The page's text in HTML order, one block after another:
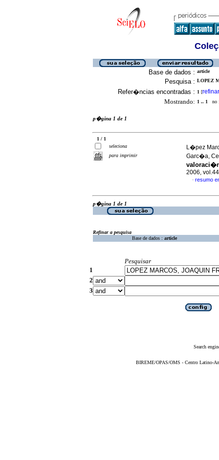
Base de dados : article
Pesquisa : LOPEZ
Refer�ncias encontradas : 1 [refinar
Mostrando: 1 .. 1 no
p�gina 1 de 1
1 / 1
seleciona
para imprimir
L�pez
Garc�a,
2006,
· resumo
p�gina 1 de 1
Refinar a pesquisa
Base de dados : article
Pesquisar
1
2
3
Search
BIREME/OPAS/OMS - Centro Latino-